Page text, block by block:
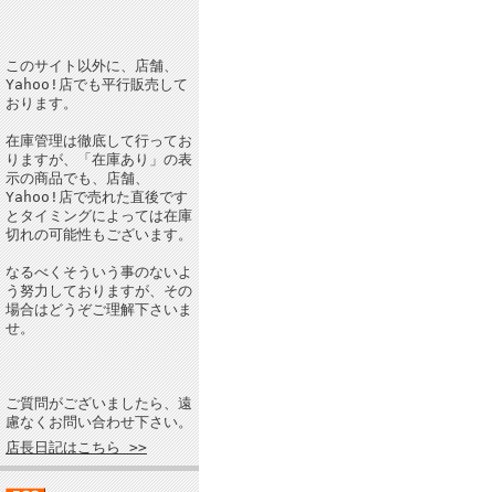
このサイト以外に、店舗、
Yahoo!店でも平行販売して
おります。
在庫管理は徹底して行ってお
りますが、「在庫あり」の表
示の商品でも、店舗、
Yahoo!店で売れた直後です
とタイミングによっては在庫
切れの可能性もございます。
なるべくそういう事のないよ
う努力しておりますが、その
場合はどうぞご理解下さいま
せ。
ご質問がございましたら、遠
慮なくお問い合わせ下さい。
店長日記はこちら >>